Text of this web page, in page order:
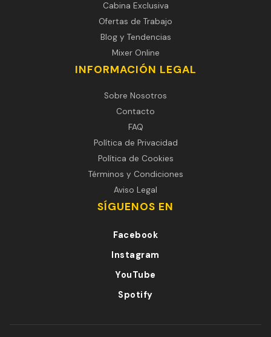
Cabina Exclusiva
Ofertas de Trabajo
Blog y Tendencias
Mixer Online
INFORMACIÓN LEGAL
Sobre Nosotros
Contacto
FAQ
Política de Privacidad
Política de Cookies
Términos y Condiciones
Aviso Legal
SÍGUENOS EN
Facebook
Instagram
YouTube
Spotify